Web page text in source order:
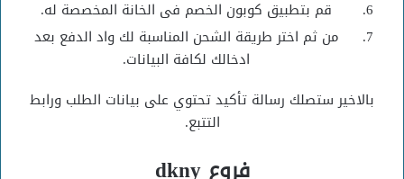
قم بتطبيق كوبون الخصم فى الخانة المخصصة له.
من ثم اختر طريقة الشحن المناسبة لك واد الدفع بعد
ادخالك لكافة البيانات.
بالاخير ستصلك رسالة تأكيد تحتوي على بيانات الطلب ورابط
التتبع.
فروع dkny